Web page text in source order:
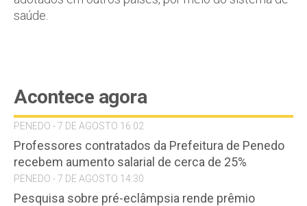
saúde.
Acontece agora
PENEDO - 7 DE AGOSTO 16:02
Professores contratados da Prefeitura de Penedo
recebem aumento salarial de cerca de 25%
PENEDO - 7 DE AGOSTO 14:30
Pesquisa sobre pré-eclâmpsia rende prêmio